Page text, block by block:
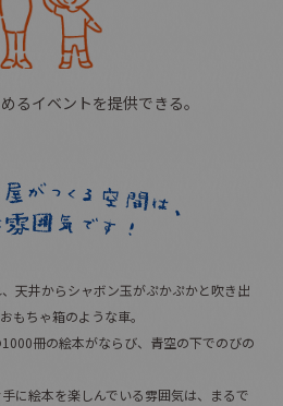
るイベントを提供できる。
天井からシャボン玉がぷかぷかと吹き出
もちゃ箱のような車。
冊の絵本がならび、 青空の下でのびの
に絵本を楽しんでいる雰囲気は、まるで